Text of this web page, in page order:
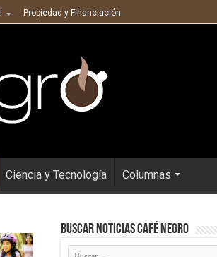
Propiedad y Financiación
Ciencia y Tecnología Columnas
Buscar Noticias Café Negro